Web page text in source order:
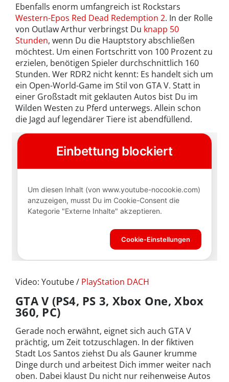
Ebenfalls enorm umfangreich ist Rockstars
Western-Epos Red Dead Redemption 2. In der Rolle
von Outlaw Arthur verbringst Du knapp 50
Stunden, wenn Du die Hauptstory abschließen
möchtest. Um einen Fortschritt von 100 Prozent zu
erzielen, benötigen Spieler durchschnittlich 160
Stunden. Wer RDR2 nicht kennt: Es handelt sich um
ein Open-World-Game im Stil von GTA V. Statt in
einer Großstadt mit geklauten Autos bist Du im
Wilden Westen zu Pferd unterwegs. Allein schon
die Jagd auf legendärer Tiere ist abendfüllend.
Video: Youtube / PlayStation DACH
GTA V (PS4, PS 3, Xbox One, Xbox
360, PC)
Gerade noch erwähnt, eignet sich auch GTA V
prächtig, um Zeit totzuschlagen. In der fiktiven
Stadt Los Santos ziehst Du als Gauner krumme
Dinge durch und arbeitest Dich immer weiter nach
oben. Dabei klaust Du nicht nur reihenweise Autos